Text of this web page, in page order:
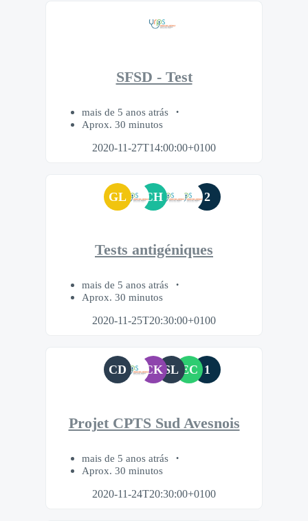
SFSD - Test
mais de 5 anos atrás
Aprox. 30 minutos
2020-11-27T14:00:00+0100
GL CH 2
Tests antigéniques
mais de 5 anos atrás
Aprox. 30 minutos
2020-11-25T20:30:00+0100
CD CK SL EC 1
Projet CPTS Sud Avesnois
mais de 5 anos atrás
Aprox. 30 minutos
2020-11-24T20:30:00+0100